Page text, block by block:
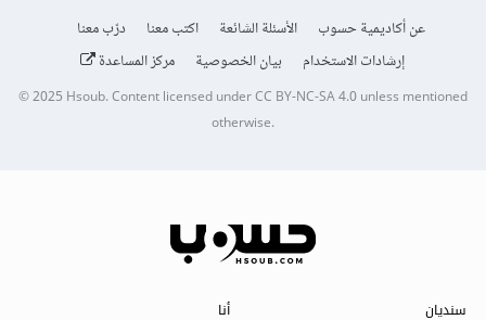
عن أكاديمية حسوب الأسئلة الشائعة اكتب معنا
درّب معنا
إرشادات الاستخدام
بيان الخصوصية مركز المساعدة
© 2025 Hsoub.Content licensed underCC BY-NC-SA 4.0unless mentioned
otherwise.